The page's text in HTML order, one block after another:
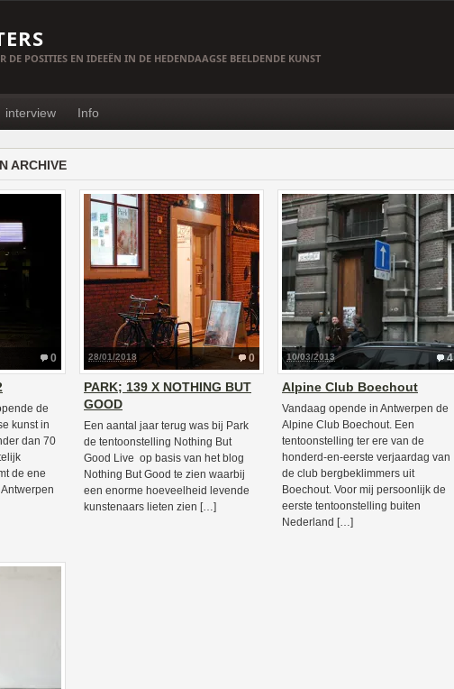
DE POSITIES EN IDEEËN IN DE HEDENDAAGSE BEELDENDE KUNST
interview Info
ARCHIVE
0
de
kunst in
dan 70
de ene
0
28/01/2018
PARK; 139 X NOTHING BUT
GOOD
Een aantal jaar terug was bij Park
de tentoonstelling Nothing But
Good Live op basis van het blog
Nothing But Good te zien waarbij
een enorme hoeveelheid levende
kunstenaars lieten zien […]
4
10/03/2013
Alpine Club Boechout
Vandaag opende in Antwerpen de
Alpine Club Boechout. Een
tentoonstelling ter ere van de
honderd-en-eerste verjaardag van
de club bergbeklimmers uit
Boechout. Voor mij persoonlijk de
eerste tentoonstelling buiten
Nederland […]